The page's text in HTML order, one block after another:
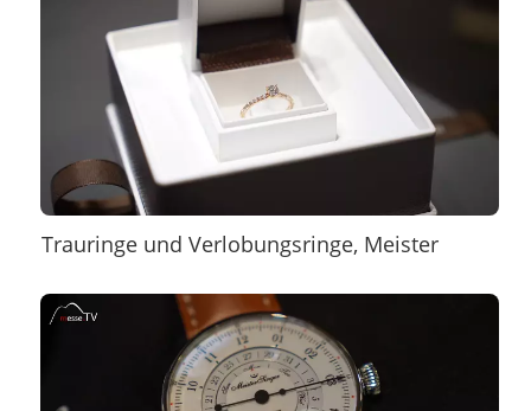
Trauringe und Verlobungsringe, Meister